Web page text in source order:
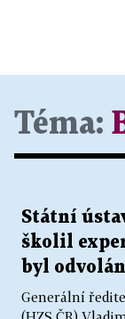
Téma:
Státní
školil
byl
Generální